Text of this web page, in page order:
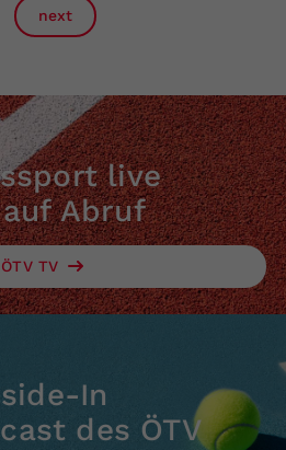
next
live
Abruf
ÖTV TV
In
des ÖTV